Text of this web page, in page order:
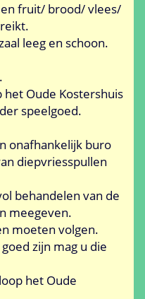
fruit/ brood/ vlees/
leeg en schoon.
het Oude Kostershuis
speelgoed.
onafhankelijk buro
diepvriesspullen
behandelen van de
meegeven.
moeten volgen.
zijn mag u die
het Oude